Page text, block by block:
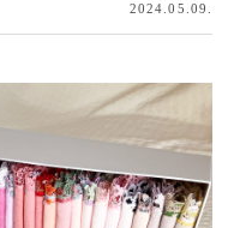
2024.05.09.